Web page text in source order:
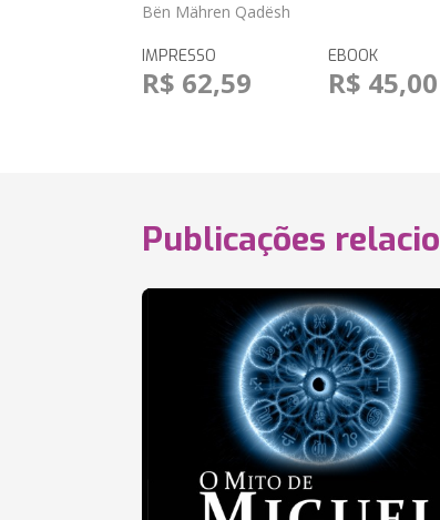
Bën Mähren Qadësh
IMPRESSO
R$ 62,59
EBOOK
R$ 45,00
Publicações